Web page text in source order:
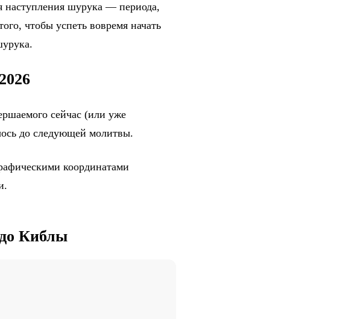
наступления шурука — периода,
чтобы успеть вовремя начать
сейчас (или уже
до следующей молитвы.
координатами
Киблы